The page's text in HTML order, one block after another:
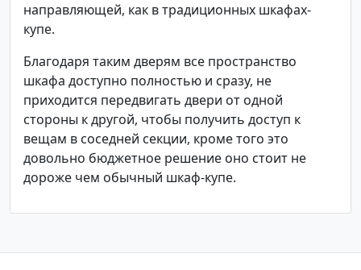
направляющей, как в традиционных шкафах-
купе.
Благодаря таким дверям все пространство
шкафа доступно полностью и сразу, не
приходится передвигать двери от одной
стороны к другой, чтобы получить доступ к
вещам в соседней секции, кроме того это
довольно бюджетное решение оно стоит не
дороже чем обычный шкаф-купе.